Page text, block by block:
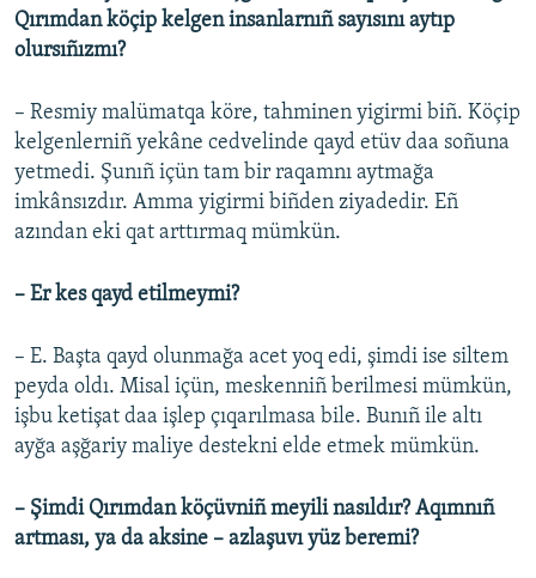
Qırımdan köçip kelgen insanlarnıñ sayısını aytıp
olursıñızmı?
– Resmiy malümatqa köre, tahminen yigirmi biñ. Köçip
kelgenlerniñ yekâne cedvelinde qayd etüv daa soñuna
yetmedi. Şunıñ içün tam bir raqamnı aytmağa
imkânsızdır. Amma yigirmi biñden ziyadedir. Eñ
azından eki qat arttırmaq mümkün.
– Er kes qayd etilmeymi?
– E. Başta qayd olunmağa acet yoq edi, şimdi ise siltem
peyda oldı. Misal içün, meskenniñ berilmesi mümkün,
işbu ketişat daa işlep çıqarılmasa bile. Bunıñ ile altı
ayğa aşğariy maliye destekni elde etmek mümkün.
– Şimdi Qırımdan köçüvniñ meyili nasıldır? Aqımnıñ
artması, ya da aksine – azlaşuvı yüz beremi?